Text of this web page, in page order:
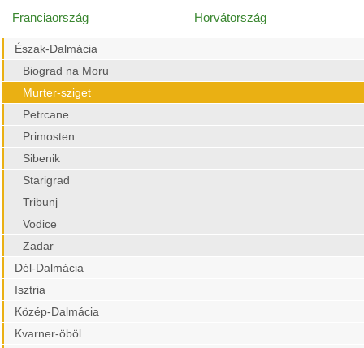
Franciaország Horvátország
Észak-Dalmácia
Biograd na Moru
Murter-sziget
Petrcane
Primosten
Sibenik
Starigrad
Tribunj
Vodice
Zadar
Dél-Dalmácia
Isztria
Közép-Dalmácia
Kvarner-öböl